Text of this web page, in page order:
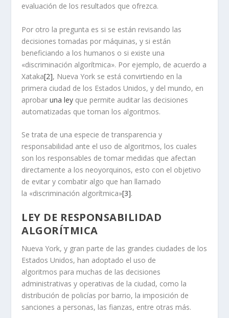
evaluación de los resultados que ofrezca.
Por otro la pregunta es si se están revisando las
decisiones tomadas por máquinas, y si están
beneficiando a los humanos o si existe una
«discriminación algorítmica». Por ejemplo, de acuerdo a
Xataka[2], Nueva York se está convirtiendo en la
primera ciudad de los Estados Unidos, y del mundo, en
aprobaruna ley que permite auditar las decisiones
automatizadas que toman los algoritmos.
Se trata de una especie de transparencia y
responsabilidad ante el uso de algoritmos, los cuales
son los responsables de tomar medidas que afectan
directamente a los neoyorquinos, esto con el objetivo
de evitar y combatir algo que han llamado
la «discriminación algorítmica»[3].
LEY DE RESPONSABILIDAD
ALGORÍTMICA
Nueva York, y gran parte de las grandes ciudades de los
Estados Unidos, han adoptado el uso de
algoritmos para muchas de las decisiones
administrativas y operativas de la ciudad, como la
distribución de policías por barrio, la imposición de
sanciones a personas, las fianzas, entre otras más.